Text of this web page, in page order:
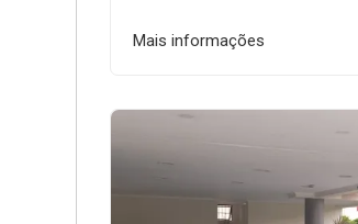
Mais informações